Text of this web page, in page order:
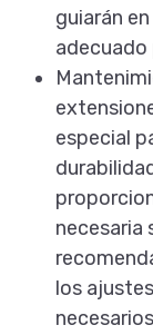
guiarán
adecuado
especial
necesaria
los